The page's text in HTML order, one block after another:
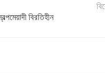
বিরতিহীন